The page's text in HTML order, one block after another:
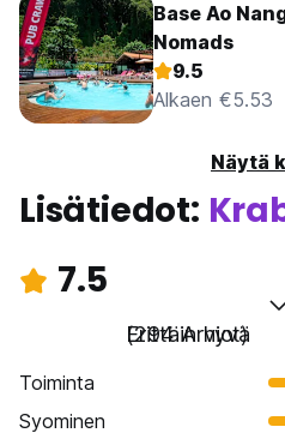
Base Ao
Nomads
9.5
Alkaen €5.53
Näytä
Lisätiedot:
7.5
Erittäin hyvä
(294 Arviot)
Toiminta
Syominen